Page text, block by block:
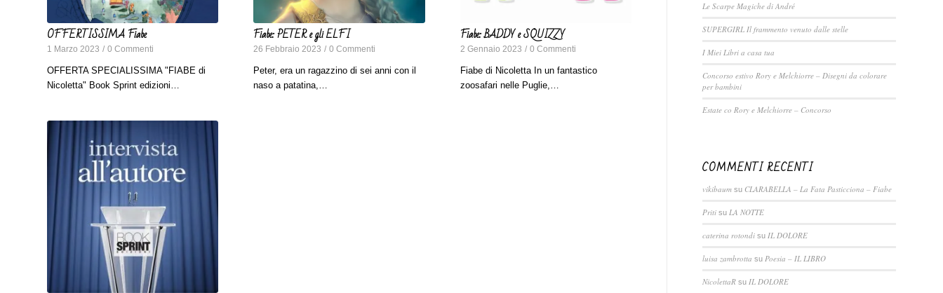
OFFERTISSIMA Fiabe
1 Marzo 2023 / 0 Commenti
OFFERTA SPECIALISSIMA "FIABE di
Nicoletta" Book Sprint edizioni…
Fiabe: PETER e gli ELFI
26 Febbraio 2023 / 0 Commenti
Peter, era un ragazzino di sei anni con il
naso a patatina,…
Fiabe: BADDY e SQUIZZY
2 Gennaio 2023 / 0 Commenti
Fiabe di Nicoletta In un fantastico
zoosafari nelle Puglie,…
Le Scarpe Magiche di André
SUPERGIRL Il frammento venuto dalle stelle
I Miei Libri a casa tua
Concorso estivo Rory e Melchiorre – Disegni da colorare
per bambini
Estate co Rory e Melchiorre – Concorso
COMMENTI RECENTI
vikibaum su CLARABELLA – La Fata Pasticciona – Fiabe
Priti su LA NOTTE
caterina rotondi su IL DOLORE
luisa zambrotta su Poesia – IL LIBRO
NicolettaR su IL DOLORE